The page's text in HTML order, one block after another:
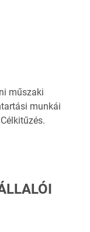
műszaki
munkái